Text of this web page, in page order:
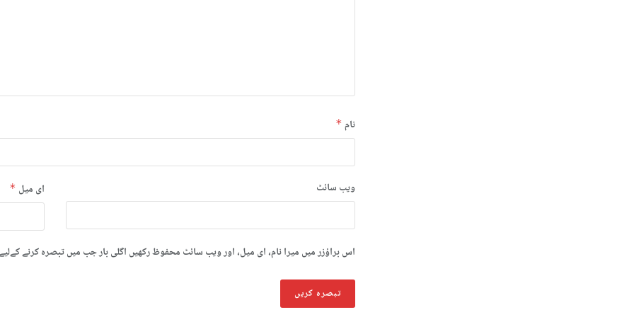
نام *
ای میل * ویب‌ سائٹ
اس براؤزر میں میرا نام، ای میل، اور ویب سائٹ محفوظ رکھیں اگلی بار جب میں تبصرہ کرنے